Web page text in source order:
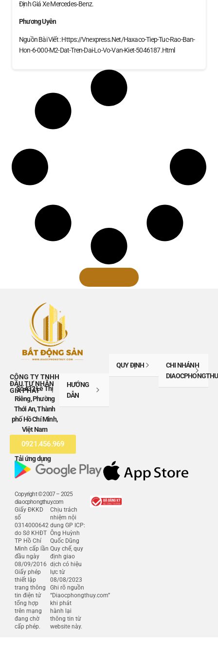
Định Giá Xe Mercedes‑Benz.
Phương Uyên
Nguồn Bài Viết : Https://vnexpress.net/haxaco-Tiep-Tuc-Rao-Ban-
Hon-6-000-M2-Dat-Tren-Dai-Lo-Vo-Van-Kiet-5046187.html
CÔNG TY TNHH
ĐẦU TƯ NHÂN
GIA PHÁT
Số 432 Lê Thị
Riêng, Phường
Thới An, Thành
phố Hồ Chí Minh,
Việt Nam
0921.456.969
HƯỚNG
DẪN
QUY ĐỊNH
CHI NHÁNH
Tải ứng dụng
Copyright © 2007 – 2025
diaocphongthuy.com
Giấy ĐKKD
số
0314000642
do Sở KHĐT
TP Hồ Chí
Minh cấp lần
đầu ngày
08/09/2016
Giấy phép
thiết lập
trang thông
tin điện tử
tổng hợp
trên mạng
đang chờ
cấp phép.
Chịu trách
nhiệm nội
dung GP ICP:
Ông Huỳnh
Quốc Dũng
Quy chế, quy
định giao
dịch có hiệu
lực từ
08/08/2023
Ghi rõ nguồn
“Diaocphongthuy.com”
khi phát
hành lại
thông tin từ
website này.